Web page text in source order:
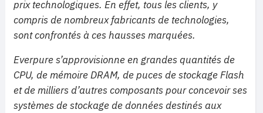
prix technologiques. En effet, tous les clients, y
compris de nombreux fabricants de technologies,
sont confrontés à ces hausses marquées.
Everpure s’approvisionne en grandes quantités de
CPU, de mémoire DRAM, de puces de stockage Flash
et de milliers d’autres composants pour concevoir ses
systèmes de stockage de données destinés aux